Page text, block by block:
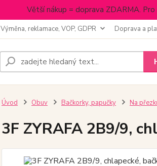
Větší nákup = doprava ZDARMA.
Výměna, reklamace, VOP, GDPR Doprava a
Úvod Obuv Bačkorky, papučky Na
3F ZYRAFA 2B9/9,